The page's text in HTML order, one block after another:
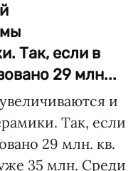
Так, если в
29 млн...
и
Так, если
29 млн. кв.
35 млн. Среди